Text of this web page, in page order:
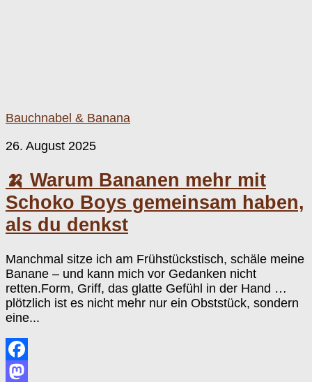
Bauchnabel & Banana
26. August 2025
🍌 Warum Bananen mehr mit
Schoko Boys gemeinsam haben,
als du denkst
Manchmal sitze ich am Frühstückstisch, schäle meine
Banane – und kann mich vor Gedanken nicht
retten.Form, Griff, das glatte Gefühl in der Hand …
plötzlich ist es nicht mehr nur ein Obststück, sondern
eine...
Facebook